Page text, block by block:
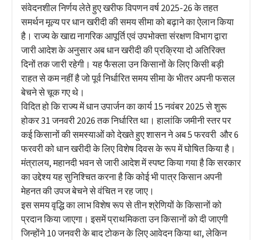
संवेदनशील निर्णय लेते हुए खरीफ विपणन वर्ष 2025-26 के तहत
समर्थन मूल्य पर धान खरीदी की समय सीमा को बढ़ाने का ऐलान किया
है। राज्य के खाद्य नागरिक आपूर्ति एवं उपभोक्ता संरक्षण विभाग द्वारा
जारी आदेश के अनुसार अब धान खरीदी की प्रक्रिया दो अतिरिक्त
दिनों तक जारी रहेगी। यह फैसला उन किसानों के लिए किसी बड़ी
राहत से कम नहीं है जो पूर्व निर्धारित समय सीमा के भीतर अपनी फसल
बेचने से चूक गए थे।
विदित हो कि राज्य में धान उपार्जन का कार्य 15 नवंबर 2025 से शुरू
होकर 31 जनवरी 2026 तक निर्धारित था। हालांकि जमीनी स्तर पर
कई किसानों की समस्याओं को देखते हुए शासन ने अब 5 फरवरी और 6
फरवरी को धान खरीदी के लिए विशेष दिवस के रूप में घोषित किया है।
मंत्रालय, महानदी भवन से जारी आदेश में स्पष्ट किया गया है कि सरकार
का उद्देश्य यह सुनिश्चित करना है कि कोई भी पात्र किसान अपनी
मेहनत की उपज बेचने से वंचित न रह जाए।
इस समय वृद्धि का लाभ विशेष रूप से तीन श्रेणियों के किसानों को
प्रदान किया जाएगा। इसमें प्राथमिकता उन किसानों को दी जाएगी
जिन्होंने 10 जनवरी के बाद टोकन के लिए आवेदन किया था, लेकिन